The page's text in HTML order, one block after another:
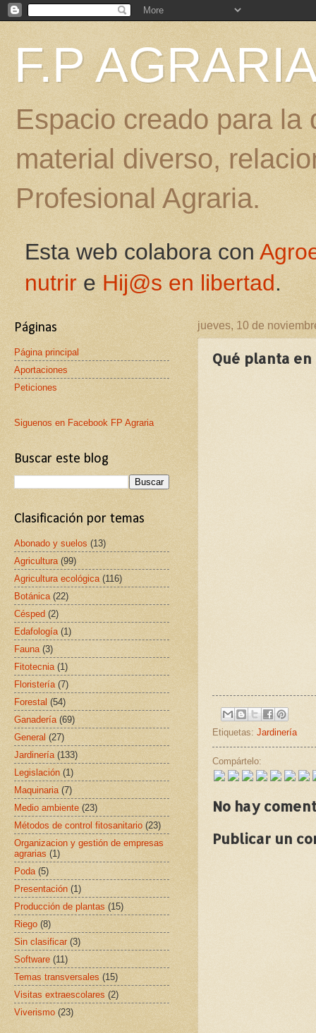
F.P
Espacio creado para
material diverso,
Profesional Agraria.
Esta web colabora con
nutrir e Hij@s en libertad.
jueves, 10 de
Qué planta
Etiquetas: Jardinería
Compártelo:
No hay
Publicar un
Páginas
Página principal
Aportaciones
Peticiones
Siguenos en Facebook FP Agraria
Buscar este blog
Clasificación por temas
Abonado y suelos (13)
Agricultura (99)
Agricultura ecológica (116)
Botánica (22)
Césped (2)
Edafología (1)
Fauna (3)
Fitotecnia (1)
Floristería (7)
Forestal (54)
Ganadería (69)
General (27)
Jardinería (133)
Legislación (1)
Maquinaria (7)
Medio ambiente (23)
Métodos de control fitosanitario (23)
Organizacion y gestión de empresas
agrarias (1)
Poda (5)
Presentación (1)
Producción de plantas (15)
Riego (8)
Sin clasificar (3)
Software (11)
Temas transversales (15)
Visitas extraescolares (2)
Viverismo (23)